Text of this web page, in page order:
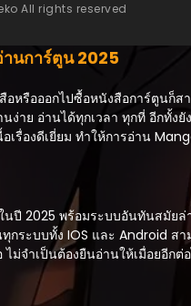
All rights reserved
านการ์ตูน 2025
รือออกไปซื้อหนังสือการ์ตูนก็ส
ย อ่านได้ทุกเวลา ทุกที่ อีกทั้งยั
เรื่องดีเยี่ยม ทำให้การอ่าน
ปี 2025 พร้อมระบบอันทันสมัย
ระบบทั้ง IOS และ Android ส
ม่จำเป็นต้องยืนอ่านให้เมื่อยอีกต่